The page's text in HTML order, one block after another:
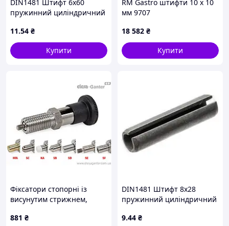
DIN1481 Штифт 6х60
пружинний циліндричний
покриття
11.54 ₴
Купити
RM Gastro штифти 10 x 10
мм 9707
18 582 ₴
Купити
Фіксатори стопорні із
висунутим стрижнем,
GN 81700-5-8-C-KA-NI
881 ₴
DIN1481 Штифт 8х28
пружинний циліндричний
покриття
9.44 ₴